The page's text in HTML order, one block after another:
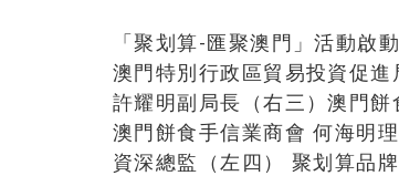
「聚划算-匯聚澳門」活動啟
澳門特別行政區貿易投資促
許耀明副局長（右三）澳門
澳門餅食手信業商會 何海明
資深總監（左四） 聚划算品